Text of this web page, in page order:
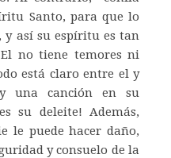
Santo, para que lo
y así su espíritu es tan
no tiene temores ni
está claro entre el y
una canción en su
su deleite! Además,
le puede hacer daño,
y consuelo de la